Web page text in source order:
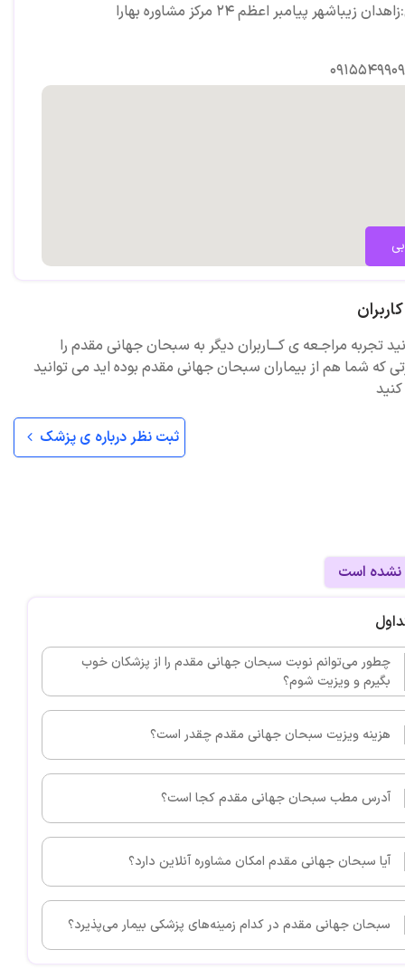
زیباشهر پیامبر اعظم ۲۴ مرکز مشاوره بهارا
تجربه مراجـعه ی کـــاربران دیگر به سبحان جهانی مقدم را
که شما هم از بیماران سبحان جهانی مقدم بوده اید می توانید
ثبت نظر درباره ی پزشک
نشده است
چطور می‌توانم نوبت سبحان جهانی مقدم را از پزشکان خوب
بگیرم و ویزیت شوم؟
هزینه ویزیت سبحان جهانی مقدم چقدر است؟
آدرس مطب سبحان جهانی مقدم کجا است؟
آیا سبحان جهانی مقدم امکان مشاوره آنلاین دارد؟
سبحان جهانی مقدم در کدام زمینه‌های پزشکی بیمار می‌پذیرد؟